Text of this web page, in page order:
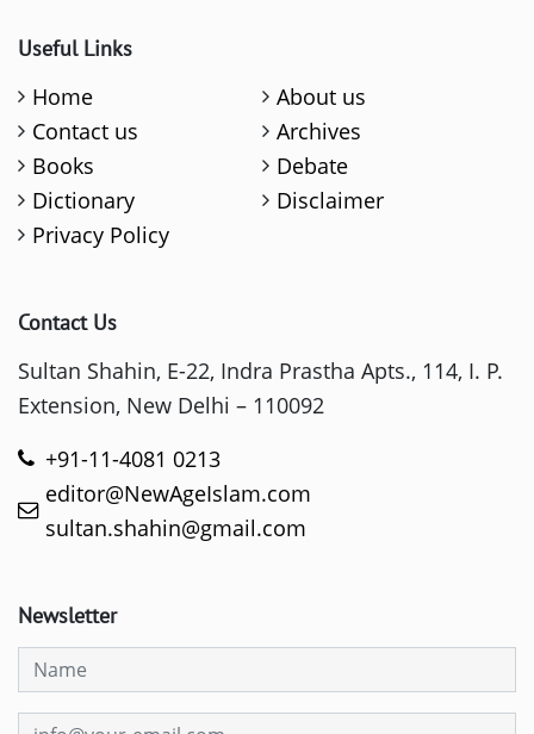
Useful Links
Home
About us
Contact us
Archives
Books
Debate
Dictionary
Disclaimer
Privacy Policy
Contact Us
Sultan Shahin, E-22, Indra Prastha Apts., 114, I. P.
Extension, New Delhi – 110092
+91-11-4081 0213
editor@NewAgeIslam.com
sultan.shahin@gmail.com
Newsletter